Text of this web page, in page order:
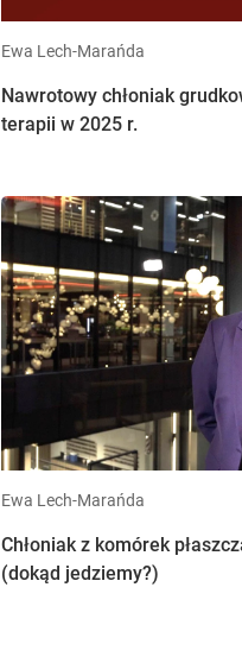
Ewa Lech-Marańda
Nawrotowy chłoniak
terapii w 2025 r.
Ewa Lech-Marańda
Chłoniak z komórek
(dokąd jedziemy?)